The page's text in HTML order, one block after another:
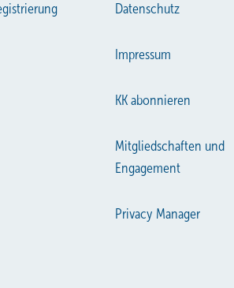
Datenschutz
Impressum
KK abonnieren
Mitgliedschaften und
Engagement
Privacy Manager